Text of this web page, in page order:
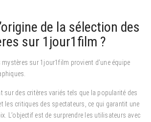
de la sélection des
sur 1jour1film ?
mystères sur 1jour1film provient d’une équipe
sur des critères variés tels que la popularité des
les critiques des spectateurs, ce qui garantit une
L’objectif est de surprendre les utilisateurs avec